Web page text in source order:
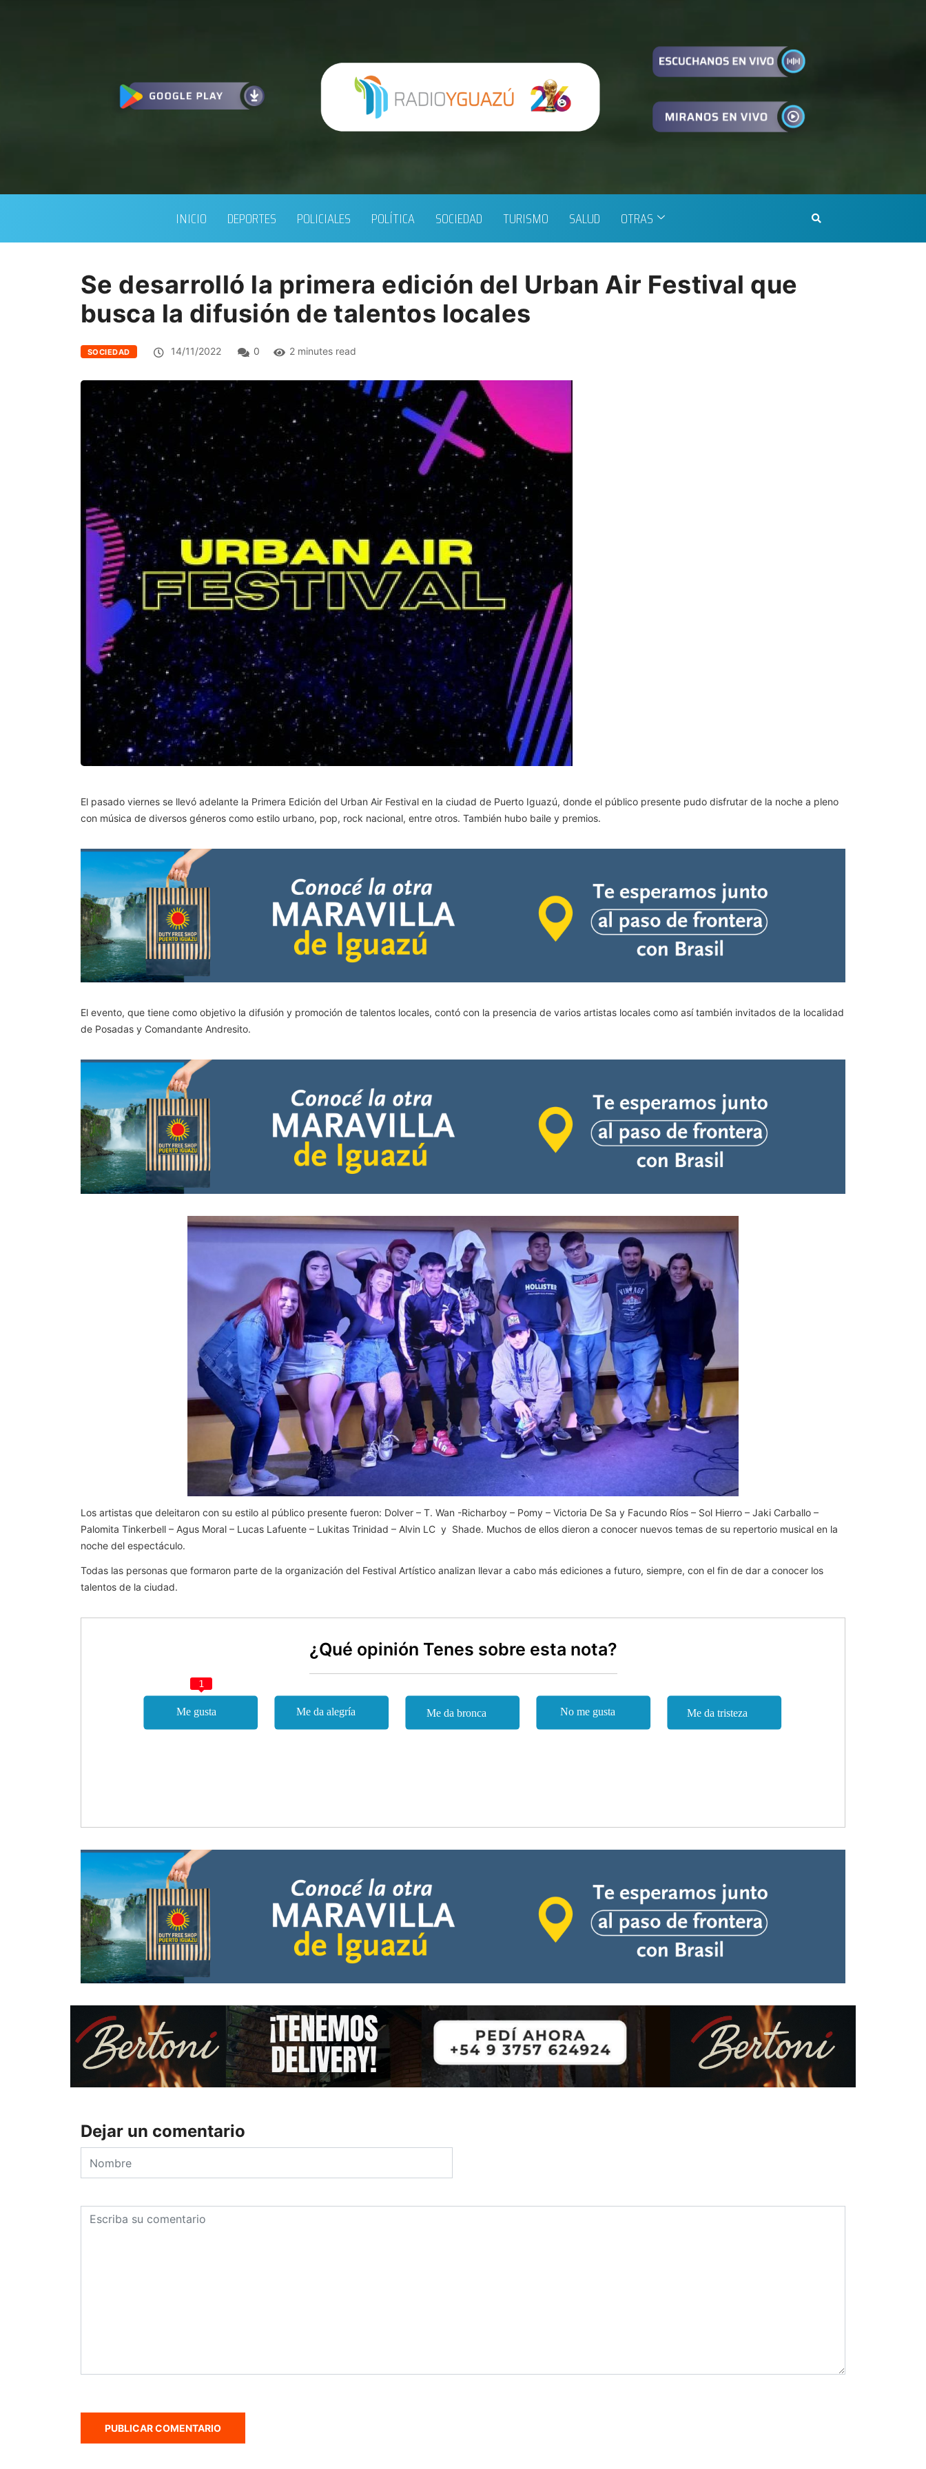
INICIO DEPORTES POLICIALES POLÍTICA SOCIEDAD TURISMO SALUD OTRAS
Se desarrolló la primera edición del Urban Air Festival que
busca la difusión de talentos locales
SOCIEDAD 14/11/2022 0 2 minutes read
El pasado viernes se llevó adelante la Primera Edición del Urban Air Festival en la ciudad de Puerto Iguazú, donde el público presente pudo disfrutar de la noche a pleno
con música de diversos géneros como estilo urbano, pop, rock nacional, entre otros. También hubo baile y premios.
El evento, que tiene como objetivo la difusión y promoción de talentos locales, contó con la presencia de varios artistas locales como así también invitados de la localidad
de Posadas y Comandante Andresito.
Los artistas que deleitaron con su estilo al público presente fueron: Dolver – T. Wan -Richarboy – Pomy – Victoria De Sa y Facundo Ríos – Sol Hierro – Jaki Carballo –
Palomita Tinkerbell – Agus Moral – Lucas Lafuente – Lukitas Trinidad – Alvin LC y Shade. Muchos de ellos dieron a conocer nuevos temas de su repertorio musical en la
noche del espectáculo.
Todas las personas que formaron parte de la organización del Festival Artístico analizan llevar a cabo más ediciones a futuro, siempre, con el fin de dar a conocer los
talentos de la ciudad.
¿Qué opinión Tenes sobre esta nota?
1
Dejar un comentario